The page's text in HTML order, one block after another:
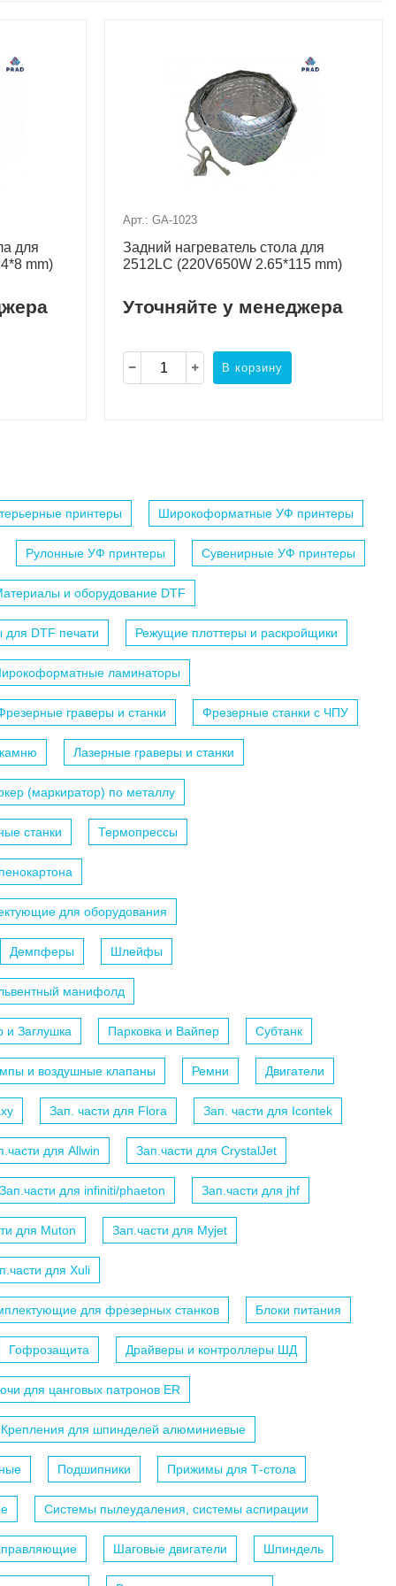
для
mm)
Арт.: GA-1023
Задний нагреватель стола для
2512LC (220V650W 2.65*115 mm)
Уточняйте у менеджера
В корзину
принтеры Широкоформатные УФ принтеры
Рулонные УФ принтеры Сувенирные УФ принтеры
и оборудование DTF
DTF печати Режущие плоттеры и раскройщики
ламинаторы
граверы и станки Фрезерные станки с ЧПУ
Лазерные граверы и станки
(маркиратор) по металлу
станки Термопрессы
для оборудования
Демпферы Шлейфы
манифолд
и Заглушка Парковка и Вайпер Субтанк
и воздушные клапаны Ремни Двигатели
Зап. части для Flora Зап. части для Icontek
для Allwin Зап.части для CrystalJet
Зап.части для infiniti/phaeton Зап.части для jhf
для Muton Зап.части для Myjet
для Xuli
для фрезерных станков Блоки питания
Гофрозащита Драйверы и контроллеры ШД
для цанговых патронов ER
Крепления для шпинделей алюминиевые
Подшипники Прижимы для Т-стола
Системы пылеудаления, системы аспирации
Шаговые двигатели Шпиндель